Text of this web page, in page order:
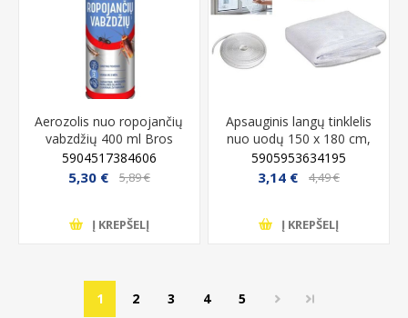
Aerozolis nuo ropojančių
vabzdžių 400 ml Bros
5904517384606
5,30 € 5,89 €
Į KREPŠELĮ
Apsauginis langų tinklelis
nuo uodų 150 x 180 cm,
baltos spalvos
5905953634195
3,14 € 4,49 €
Į KREPŠELĮ
1 2 3 4 5